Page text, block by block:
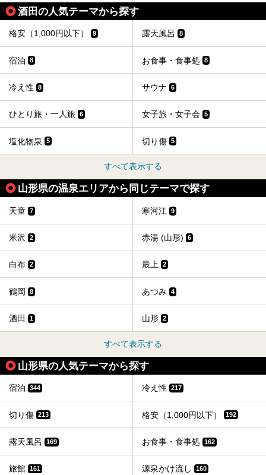
酒田の人気テーマから探す
格安（1,000円以下） 9 露天風呂 8
宿泊 8 お食事・食事処 8
冷え性 8 サウナ 6
ひとり旅・一人旅 6 女子旅・女子会 5
塩化物泉 5 切り傷 5
すべて表示する
山形県の温泉エリアから同じテーマで探す
天童 7 寒河江 9
米沢 2 赤湯 (山形) 6
白布 2 最上 2
鶴岡 8 あつみ 4
酒田 1 山形 2
すべて表示する
山形県の人気テーマから探す
宿泊 344 冷え性 217
切り傷 213 格安（1,000円以下） 192
露天風呂 169 お食事・食事処 162
旅館 161 源泉かけ流し 160